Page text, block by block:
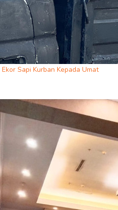
Sapi Kurban Kepada Umat